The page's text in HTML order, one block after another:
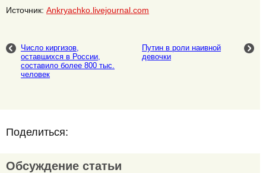
Источник: Ankryachko.livejournal.com
Число киргизов,
оставшихся в России,
составило более 800 тыс.
человек
Путин в роли наивной
девочки
Поделиться:
Обсуждение статьи